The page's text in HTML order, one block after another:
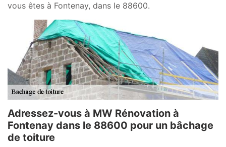
vous êtes à Fontenay, dans le 88600.
Adressez-vous à MW Rénovation à
Fontenay dans le 88600 pour un bâchage
de toiture